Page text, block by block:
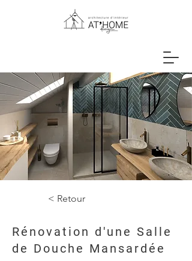
< Retour
Rénovation d'une Salle
de Douche Mansardée